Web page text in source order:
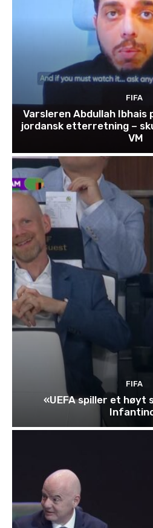
FIFA
Varsleren Abdullah
jordansk etterretning –
VM
FIFA
«UEFA spiller et høyt